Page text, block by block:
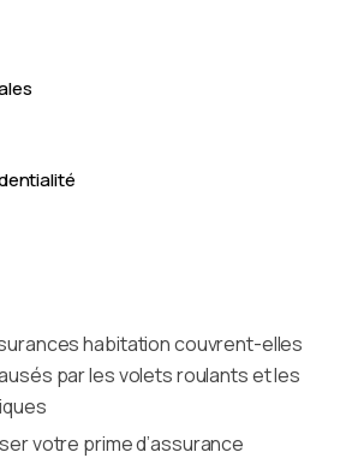
habitation couvrent-elles
par les volets roulants et les
votre prime d’assurance